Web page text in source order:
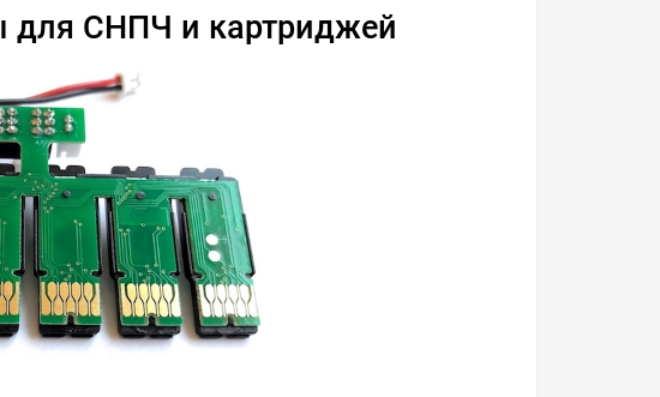
для СНПЧ и картриджей